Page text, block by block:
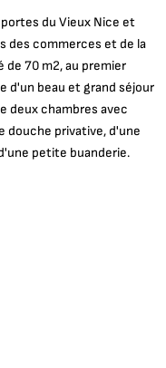
portes du Vieux Nice et
des commerces et de la
de 70 m2, au premier
d'un beau et grand séjour
deux chambres avec
douche privative, d'une
petite buanderie.